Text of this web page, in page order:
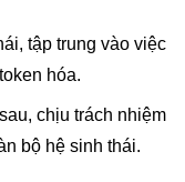
tập trung vào việc
hóa.
chịu trách nhiệm
bộ hệ sinh thái.